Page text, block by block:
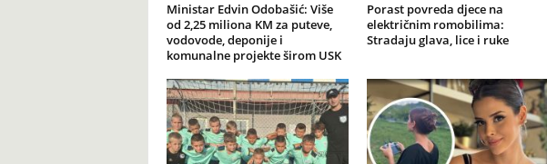
Ministar Edvin Odobašić: Više
od 2,25 miliona KM za puteve,
vodovode, deponije i
komunalne projekte širom USK
Porast povreda djece na
električnim romobilima:
Stradaju glava, lice i ruke